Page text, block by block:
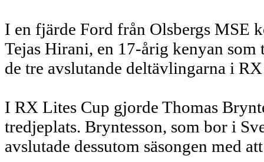
I en fjärde Ford från Olsbergs MSE
Tejas Hirani, en 17-årig kenyan
de tre avslutande deltävlingarna i
I RX Lites Cup gjorde Thomas
tredjeplats. Bryntesson, som bor i
avslutade dessutom säsongen med